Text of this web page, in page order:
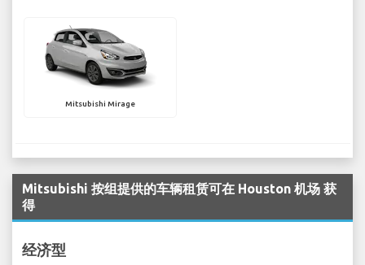
Mitsubishi Mirage
Mitsubishi 按组提供的车辆租赁可在 Houston 机场 获
得
经济型